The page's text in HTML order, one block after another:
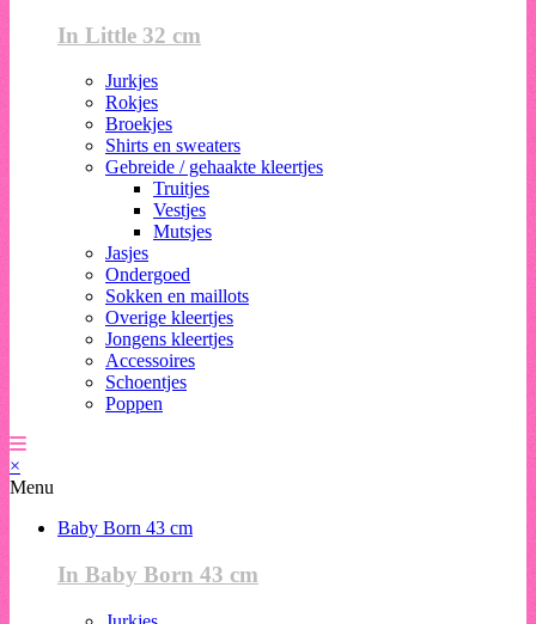
In Little 32 cm
Jurkjes
Rokjes
Broekjes
Shirts en sweaters
Gebreide / gehaakte kleertjes
Truitjes
Vestjes
Mutsjes
Jasjes
Ondergoed
Sokken en maillots
Overige kleertjes
Jongens kleertjes
Accessoires
Schoentjes
Poppen
×
Menu
Baby Born 43 cm
In Baby Born 43 cm